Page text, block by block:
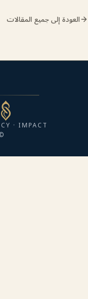
إلى جميع المقالات
· IMPACT